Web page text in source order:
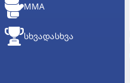
MMA
ᲡᲮᲕᲐᲓᲐᲡᲮᲕᲐ